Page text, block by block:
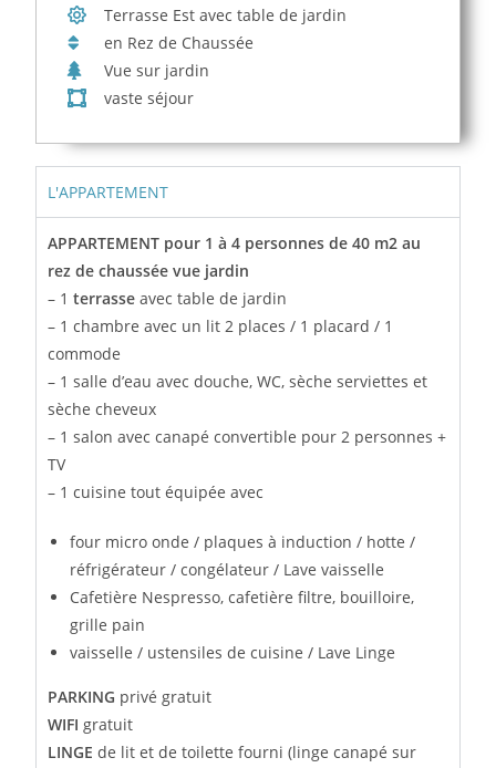
Terrasse Est avec table de jardin
en Rez de Chaussée
Vue sur jardin
vaste séjour
L'APPARTEMENT
APPARTEMENT pour 1 à 4 personnes de 40 m2 au
rez de chaussée vue jardin
– 1terrasse avec table de jardin
– 1 chambre avec un lit 2 places / 1 placard / 1
commode
– 1 salle d’eau avec douche, WC, sèche serviettes et
sèche cheveux
– 1 salon avec canapé convertible pour 2 personnes +
TV
– 1 cuisine tout équipée avec
four micro onde / plaques à induction / hotte /
réfrigérateur / congélateur / Lave vaisselle
Cafetière Nespresso, cafetière filtre, bouilloire,
grille pain
vaisselle / ustensiles de cuisine / Lave Linge
PARKING privé gratuit
WIFI gratuit
LINGE de lit et de toilette fourni (linge canapé sur